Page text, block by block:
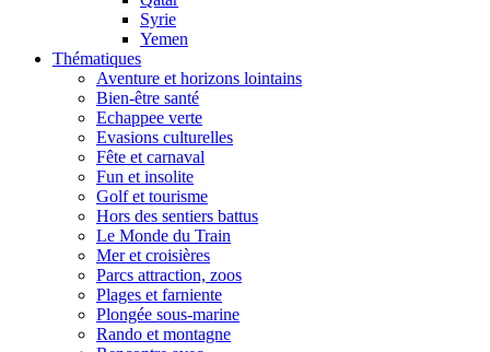
Syrie
Yemen
Thématiques
Aventure et horizons lointains
Bien-être santé
Echappee verte
Evasions culturelles
Fête et carnaval
Fun et insolite
Golf et tourisme
Hors des sentiers battus
Le Monde du Train
Mer et croisières
Parcs attraction, zoos
Plages et farniente
Plongée sous-marine
Rando et montagne